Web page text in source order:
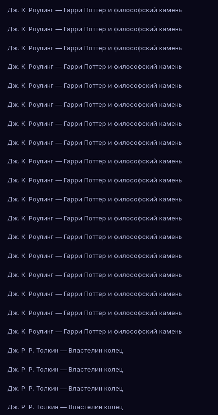
Дж. К. Роулинг — Гарри Поттер и философский камень
Дж. К. Роулинг — Гарри Поттер и философский камень
Дж. К. Роулинг — Гарри Поттер и философский камень
Дж. К. Роулинг — Гарри Поттер и философский камень
Дж. К. Роулинг — Гарри Поттер и философский камень
Дж. К. Роулинг — Гарри Поттер и философский камень
Дж. К. Роулинг — Гарри Поттер и философский камень
Дж. К. Роулинг — Гарри Поттер и философский камень
Дж. К. Роулинг — Гарри Поттер и философский камень
Дж. К. Роулинг — Гарри Поттер и философский камень
Дж. К. Роулинг — Гарри Поттер и философский камень
Дж. К. Роулинг — Гарри Поттер и философский камень
Дж. К. Роулинг — Гарри Поттер и философский камень
Дж. К. Роулинг — Гарри Поттер и философский камень
Дж. К. Роулинг — Гарри Поттер и философский камень
Дж. К. Роулинг — Гарри Поттер и философский камень
Дж. К. Роулинг — Гарри Поттер и философский камень
Дж. К. Роулинг — Гарри Поттер и философский камень
Дж. Р. Р. Толкин — Властелин колец
Дж. Р. Р. Толкин — Властелин колец
Дж. Р. Р. Толкин — Властелин колец
Дж. Р. Р. Толкин — Властелин колец